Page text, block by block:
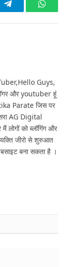
Telegram
Guys,
और youtuber हूं
Parate जिस पर
AG Digital
लोगों को ब्लॉगिंग और
जीरो से शुरुआत
बना सकता है ।